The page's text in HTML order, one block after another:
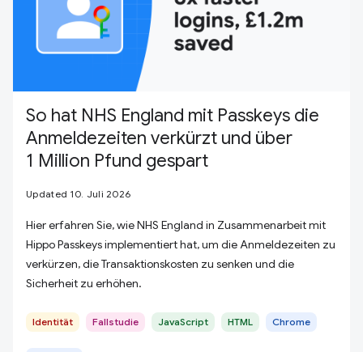
So hat NHS England mit Passkeys die
Anmeldezeiten verkürzt und über
1 Million Pfund gespart
Updated 10. Juli 2026
Hier erfahren Sie, wie NHS England in Zusammenarbeit mit
Hippo Passkeys implementiert hat, um die Anmeldezeiten zu
verkürzen, die Transaktionskosten zu senken und die
Sicherheit zu erhöhen.
Identität Fallstudie JavaScript HTML Chrome